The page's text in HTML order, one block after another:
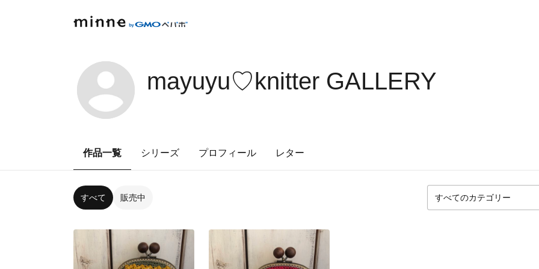
mayuyu♡knitter GALLERY
作品一覧 シリーズ プロフィール レター
すべて 販売中